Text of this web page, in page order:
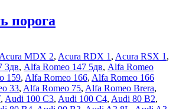
порога
Acura MDX 2, Acura RDX 1 , Acura RSX 1 ,
3дв, Alfa Romeo 147 5дв, Alfa Romeo
159, Alfa Romeo 166, Alfa Romeo 166
33, Alfa Romeo 75, Alfa Romeo Brera,
, Audi 100 C3, Audi 100 C4, Audi 80 B2,